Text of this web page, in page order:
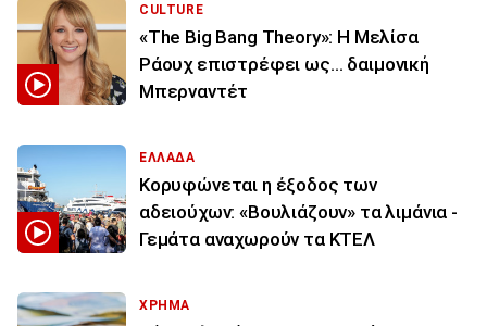
CULTURE
«The Big Bang Theory»: Η Μελίσα
Ράουχ επιστρέφει ως… δαιμονική
Μπερναντέτ
ΕΛΛΑΔΑ
Κορυφώνεται η έξοδος των
αδειούχων: «Βουλιάζουν» τα λιμάνια -
Γεμάτα αναχωρούν τα ΚΤΕΛ
ΧΡΗΜΑ